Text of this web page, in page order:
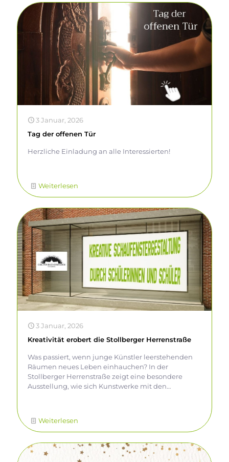
3 Januar, 2026
Tag der offenen Tür
Herzliche Einladung an alle Interessierten!
Weiterlesen
3 Januar, 2026
Kreativität erobert die Stollberger Herrenstraße
Was passiert, wenn junge Künstler leerstehenden
Räumen neues Leben einhauchen? In der
Stollberger Herrenstraße zeigt eine besondere
Ausstellung, wie sich Kunstwerke mit den
jungen Künstler diese Herausforderung gemeistert:
Das linke Schaufenster widmet sich dem Thema
„Upcycling – aus alt mach neu“. Viele zahlreiche
Kunstprojekte befinden sich dort. So leuchtet ein
Weiterlesen